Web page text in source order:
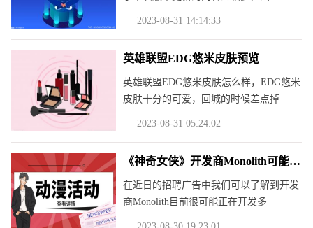
2023-08-31 14:14:33
英雄联盟EDG悠米皮肤预览
英雄联盟EDG悠米皮肤怎么样，EDG悠米
皮肤十分的可爱，回城的时候差点掉
2023-08-31 05:24:02
《神奇女侠》开发商Monolith可能在开发多个DC游戏
在近日的招聘广告中我们可以了解到开发
商Monolith目前很可能正在开发多